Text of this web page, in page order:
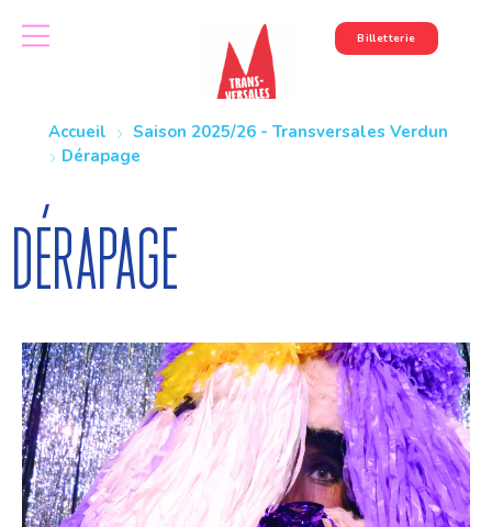
Billetterie
Accueil
Saison 2025/26 - Transversales Verdun
Dérapage
Dérapage